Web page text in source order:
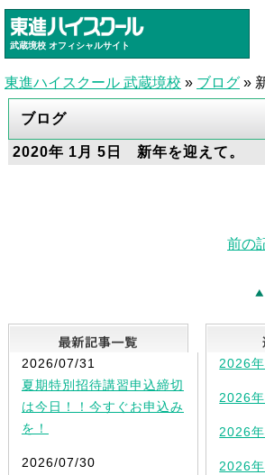
武蔵境校 オフィシャルサイト
東進ハイスクール 武蔵境校 » ブログ »
ブログ
2020年 1月 5日 新年を迎えて。
前の
最新記事
2026/07/31
夏期特別招待講習申込締切
は今日！！今すぐお申込み
を！
2026/07/30
2026年
2026年
2026年
2026年